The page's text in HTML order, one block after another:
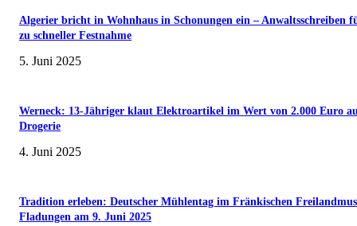
Algerier bricht in Wohnhaus in Schonungen ein – Anwaltsschreiben
zu schneller Festnahme
5. Juni 2025
Werneck: 13-Jähriger klaut Elektroartikel im Wert von 2.000 Euro
Drogerie
4. Juni 2025
Tradition erleben: Deutscher Mühlentag im Fränkischen
Fladungen am 9. Juni 2025